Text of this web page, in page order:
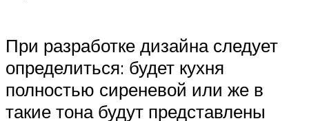
При разработке дизайна следует
определиться: будет кухня
полностью сиреневой или же в
такие тона будут представлены